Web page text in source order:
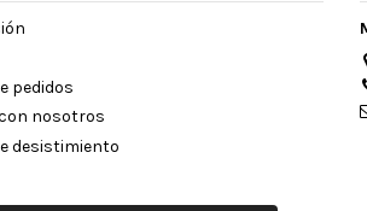
pedidos
nosotros
desistimiento